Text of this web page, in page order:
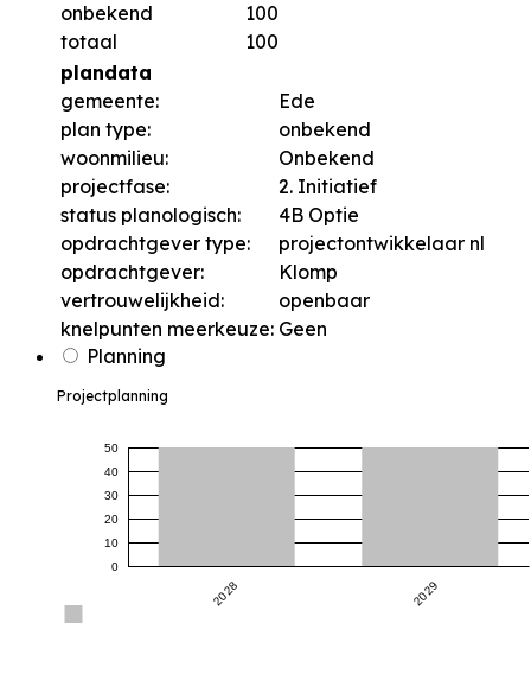
onbekend
100
totaal
100
plandata
gemeente:
Ede
plan type:
onbekend
woonmilieu:
Onbekend
projectfase:
2. Initiatief
status planologisch:
4B Optie
opdrachtgever type:
projectontwikkelaar nl
opdrachtgever:
Klomp
vertrouwelijkheid:
openbaar
knelpunten meerkeuze: Geen
Planning
Projectplanning
0
10
20
30
40
50
2028 2029